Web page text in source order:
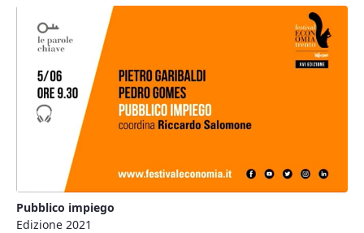
Pubblico impiego
Edizione 2021